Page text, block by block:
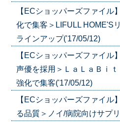
【ECショッパーズファイ
化で集客＞LIFULL HOME'S
ラインアップ('17/05/12)
【ECショッパーズファイ
声優を採用＞ＬａＬａＢｉ
強化で集客('17/05/12)
【ECショッパーズファイ
る品質＞ノイ/病院向けサプ